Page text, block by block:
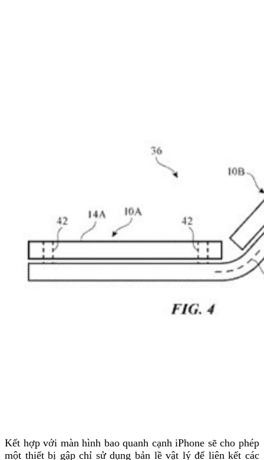
Kết hợp với màn hình bao quanh cạnh iPhone sẽ cho phép
một thiết bị gập chỉ sử dụng bản lề vật lý để liên kết các